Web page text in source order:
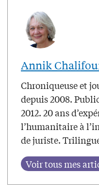
Annik
Chroniqueuse et
depuis 2008.
2012. 20 ans
l’humanitaire à
de juriste.